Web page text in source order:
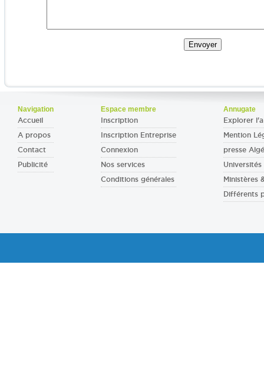
Navigation
Accueil
A propos
Contact
Publicité
Espace membre
Inscription
Inscription Entreprise
Connexion
Nos services
Conditions générales
Annugate
Explorer
Mention
presse
Ministères
Différents